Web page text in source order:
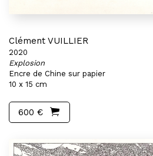
Clément VUILLIER
2020
Explosion
Encre de Chine sur papier
10 x 15 cm
600 €